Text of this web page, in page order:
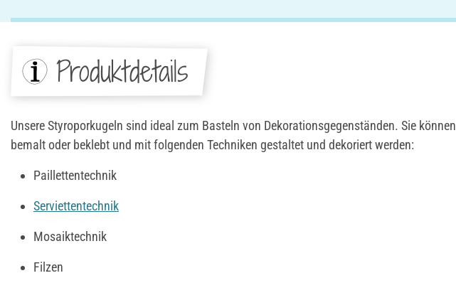
Produktdetails
Unsere Styroporkugeln sind ideal zum Basteln von Dekorationsgegenständen. Sie können
bemalt oder beklebt und mit folgenden Techniken gestaltet und dekoriert werden:
Paillettentechnik
Serviettentechnik
Mosaiktechnik
Filzen